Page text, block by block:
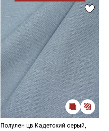
Полулен цв.Кадетский серый,